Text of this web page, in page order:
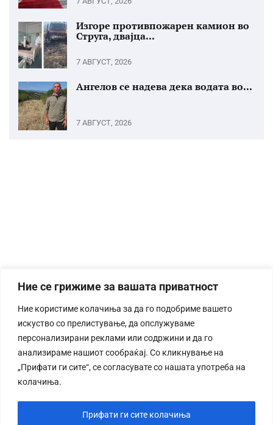
Ние се грижиме за вашата приватност
Ние користиме колачиња за да го подобриме вашето
искуство со прелистување, да опслужуваме
персонализирани реклами или содржини и да го
анализираме нашиот сообраќај. Со кликнување на
„Прифати ги сите“, се согласувате со нашата употреба на
колачиња.
Прифати ги сите колачиња
Изгоре противпожарен камион во
Струга, двајца...
7 АВГУСТ, 2026
Ангелов се надева дека водата во...
7 АВГУСТ, 2026